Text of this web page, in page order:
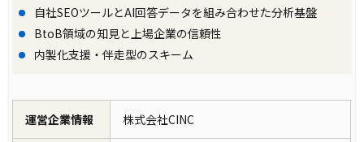
自社SEOツールとAI回答データを組み合わせた分析基盤
BtoB領域の知見と上場企業の信頼性
内製化支援・伴走型のスキーム
運営企業情報 株式会社CINC